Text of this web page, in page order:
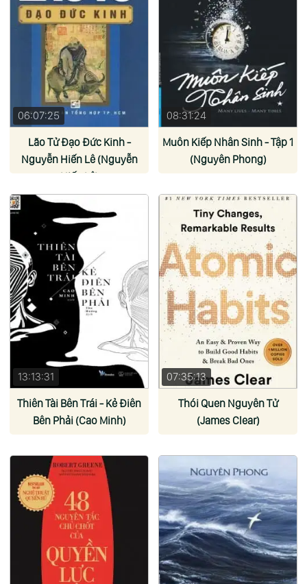
06:07:25
Lão Tử Đạo Đức Kinh -
Nguyễn Hiến Lê (Nguyễn
Hiến Lê)
08:31:24
Muôn Kiếp Nhân Sinh - Tập 1
(Nguyên Phong)
13:13:31
Thiên Tài Bên Trái - Kẻ Điên
Bên Phải (Cao Minh)
07:35:13
Thói Quen Nguyên Tử
(James Clear)